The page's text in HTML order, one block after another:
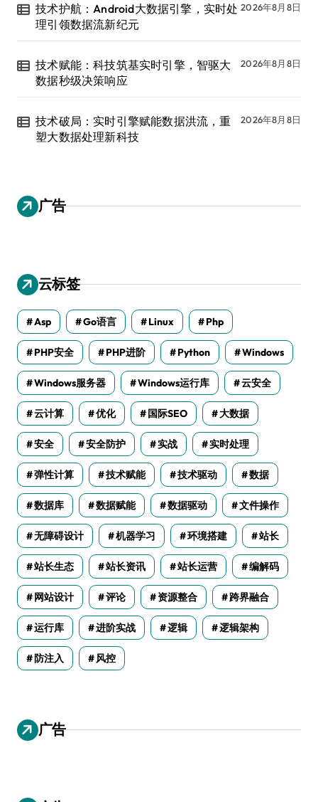
技术护航：Android大数据引擎，实时处
理引领数据流新纪元
2026年8月8日
技术赋能：科技筑基实时引擎，智驱大
数据秒级决策响应
2026年8月8日
技术破局：实时引擎赋能数据洪流，重
塑大数据处理新科技
2026年8月8日
广告
云标签
Asp Go语言 Linux Php
PHP安全 PHP进阶 Python Windows
Windows服务器 Windows运行库 云安全
云计算 优化 国际SEO 大数据
安全 安全防护 实战 实时处理
弹性计算 技术赋能 技术驱动 数据
数据库 数据赋能 数据驱动 文件操作
无障碍设计 机器学习 环境搭建 站长
站长生态 站长资讯 站长运营 编解码
网站设计 评论 资源整合 跨界融合
运行库 进阶实战 逻辑 逻辑架构
防注入 风控
广告